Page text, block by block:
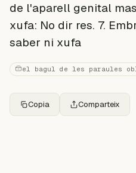
de l'aparell genital
xufa: No dir res. 7.
saber ni xufa
el bagul de les paraules
Copia Comparteix